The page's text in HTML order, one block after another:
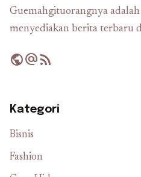
Guemahgituorangnya
menyediakan berita terbaru
publicalternate_emailrss_feed
Kategori
Bisnis
Fashion